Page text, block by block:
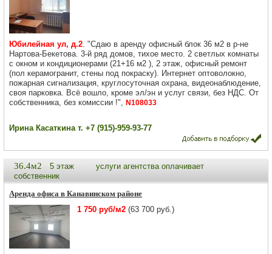
Юбилейная ул, д.2. "Сдаю в аренду офисный блок 36 м2 в р-не
Нартова-Бекетова. 3-й ряд домов, тихое место. 2 светлых комнаты
с окном и кондиционерами (21+16 м2 ), 2 этаж, офисный ремонт
(пол керамогранит, стены под покраску). Интернет оптоволокно,
пожарная сигнализация, круглосуточная охрана, видеонаблюдение,
своя парковка. Всё вошло, кроме эл/эн и услуг связи, без НДС. От
собственника, без комиссии !", N108033
Ирина Касаткина т. +7 (915)-959-93-77
36.4м2 5 этаж
услуги агентства оплачивает
собственник
Аренда офиса в Канавинском районе
1 750 руб/м2 (63 700 руб.)